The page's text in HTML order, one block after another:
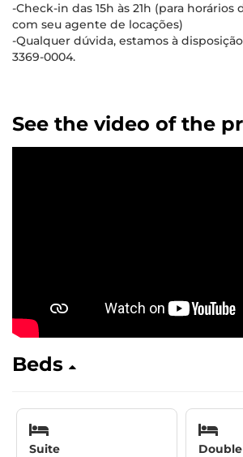
-Check-in das 15h às 21h (para horários
com seu agente de locações)
-Qualquer dúvida, estamos à
3369-0004.
See the video of the
Beds
Suite Double